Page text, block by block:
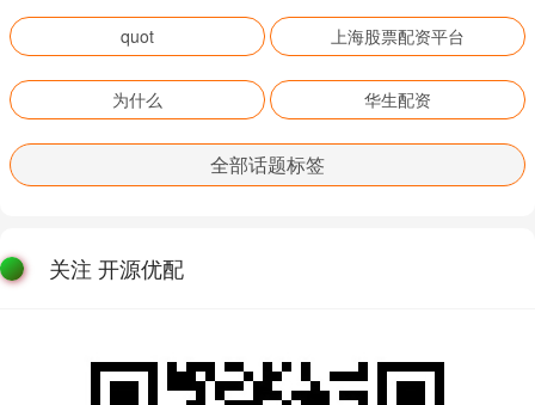
quot 上海股票配资平台
为什么 华生配资
全部话题标签
关注 开源优配